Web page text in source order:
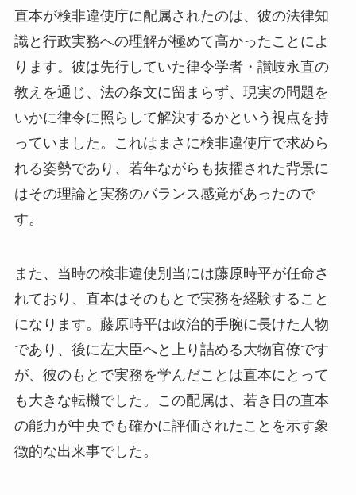
直本が検非違使庁に配属されたのは、彼の法律知
識と行政実務への理解が極めて高かったことによ
ります。彼は先行していた律令学者・讃岐永直の
教えを通じ、法の条文に留まらず、現実の問題を
いかに律令に照らして解決するかという視点を持
っていました。これはまさに検非違使庁で求めら
れる姿勢であり、若年ながらも抜擢された背景に
はその理論と実務のバランス感覚があったので
す。
また、当時の検非違使別当には藤原時平が任命さ
れており、直本はそのもとで実務を経験すること
になります。藤原時平は政治的手腕に長けた人物
であり、後に左大臣へと上り詰める大物官僚です
が、彼のもとで実務を学んだことは直本にとって
も大きな転機でした。この配属は、若き日の直本
の能力が中央でも確かに評価されたことを示す象
徴的な出来事でした。